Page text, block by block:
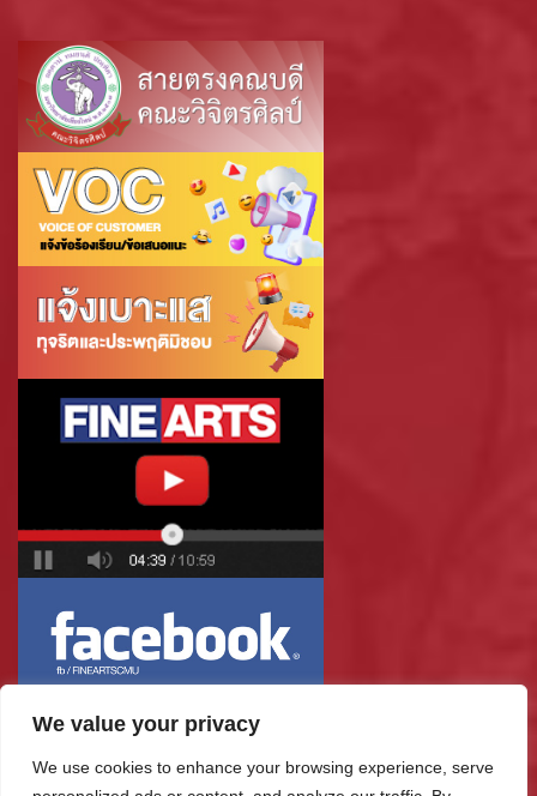
We value your privacy
We use cookies to enhance your browsing experience, serve
สำหรับ: